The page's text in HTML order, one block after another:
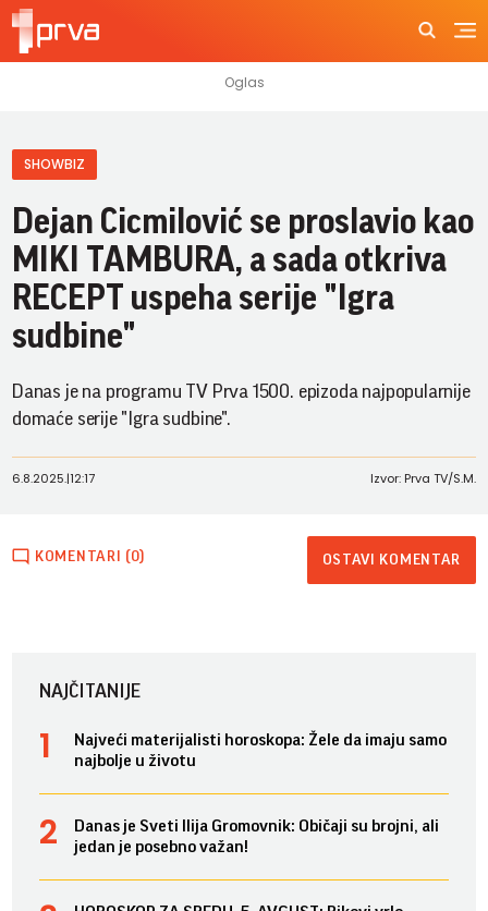
SHOWBIZ
Dejan Cicmilović se proslavio kao
MIKI TAMBURA, a sada otkriva
RECEPT uspeha serije "Igra
sudbine"
Danas je na programu TV Prva 1500. epizoda najpopularnije
domaće serije "Igra sudbine".
6.8.2025.|12:17 Izvor: Prva TV/S.M.
KOMENTARI (0) OSTAVI KOMENTAR
NAJČITANIJE
Najveći materijalisti horoskopa: Žele da imaju samo
najbolje u životu
Danas je Sveti Ilija Gromovnik: Običaji su brojni, ali
jedan je posebno važan!